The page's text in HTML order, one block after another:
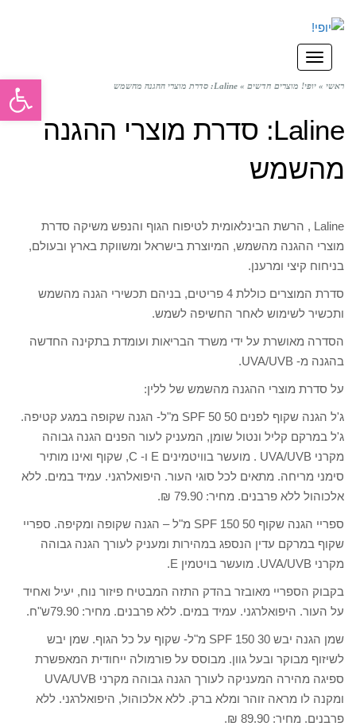
תפריט
ראשי » יופי! מוצרים חדשים » Laline: סדרת מוצרי ההגנה מהשמש
Laline: סדרת מוצרי ההגנה
מהשמש
Laline , הרשת הבינלאומית לטיפוח הגוף והנפש משיקה סדרת
מוצרי ההגנה מהשמש, המיוצרת בישראל ומשווקת בארץ ובעולם,
בניחוח קיצי ומרענן.
סדרת המוצרים כוללת 4 פריטים, בניהם תכשירי הגנה מהשמש
ותכשיר לשימוש לאחר החשיפה לשמש.
הסדרה מאושרת על ידי משרד הבריאות ועומדת בתקינה החדשה
בהגנה מ- UVA/UVB.
על סדרת מוצרי ההגנה מהשמש של ללין:
ג'ל הגנה שקוף לפנים 50 SPF 50 מ"ל- הגנה שקופה במגע קטיפה.
ג'ל במרקם קליל ונטול שומן, המעניק לעור הפנים הגנה גבוהה
מקרני UVA/UVB . מועשר בוויטמינים E ו- C, שקוף ואינו מותיר
סימני מריחה. מתאים לכל סוגי העור. היפואלרגני. עמיד במים. ללא
אלכוהול ללא פרבנים. מחיר: 79.90 ₪.
ספריי הגנה שקוף 50 SPF 150 מ"ל – הגנה שקופה ומקיפה. ספריי
שקוף במרקם עדין הנספג במהירות ומעניק לעורך הגנה גבוהה
מקרני UVA/UVB. מועשר בויטמין E.
בקבוק הספריי מאובזר בהדק התזה המבטיח פיזור נוח, יעיל ואחיד
על העור. היפואלרגני. עמיד במים. ללא פרבנים. מחיר: 79.90ש"ח.
שמן הגנה יבש 30 SPF 150 מ"ל- שקוף על כל הגוף. שמן יבש
לשיזוף מבוקר ובעל גוון. מבוסס על פורמולה ייחודית המאפשרת
ספיגה מהירה המעניקה לעורך הגנה גבוהה מקרני UVA/UVB
ומקנה לו מראה זוהר ומלא ברק. ללא אלכוהול, היפואלרגני. ללא
פרבנים. מחיר: 89.90 ₪.
פתח